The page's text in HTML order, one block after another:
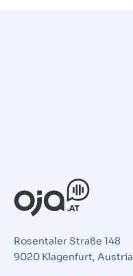
Rosentaler Straße 148
9020 Klagenfurt, Austria